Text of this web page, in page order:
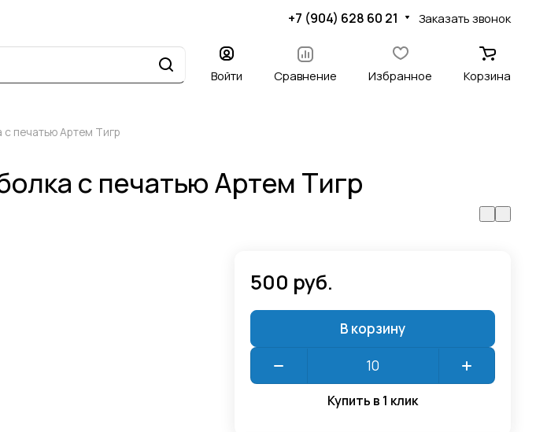
+7 (904) 628 60 21 Заказать звонок
Войти Сравнение Избранное Корзина
с печатью Артем Тигр
с печатью Артем Тигр
500 руб.
В корзину
Купить в 1 клик